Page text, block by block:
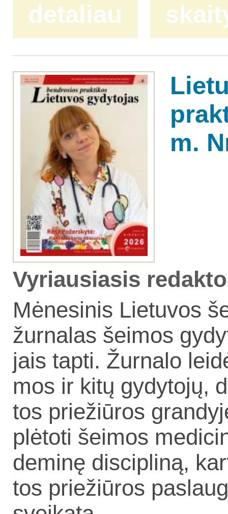
detaliau
m.
Vyriausiasis
Mė­ne­si­nis Lie­tu­vos
žur­na­las šei­mos
jais tap­ti. Žur­na­lo
mos ir ki­tų gy­dy­to­jų,
tos prie­žiū­ros
plė­to­ti šei­mos
de­mi­nę dis­cip­li­ną,
tos prie­žiū­ros